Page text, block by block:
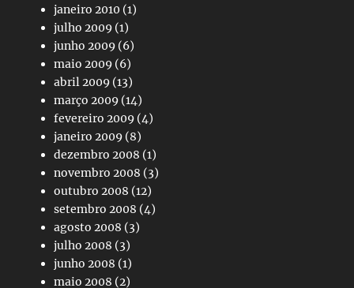
janeiro 2010 (1)
julho 2009 (1)
junho 2009 (6)
maio 2009 (6)
abril 2009 (13)
março 2009 (14)
fevereiro 2009 (4)
janeiro 2009 (8)
dezembro 2008 (1)
novembro 2008 (3)
outubro 2008 (12)
setembro 2008 (4)
agosto 2008 (3)
julho 2008 (3)
junho 2008 (1)
maio 2008 (2)